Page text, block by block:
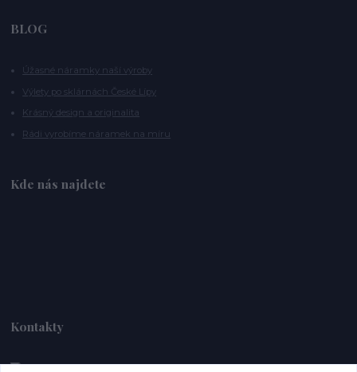
BLOG
Úžasné náramky naší výroby
Výlety po sklárnách České Lípy
Krásný design a originalita
Rádi vyrobíme náramek na míru
Kde nás najdete
Kontakty